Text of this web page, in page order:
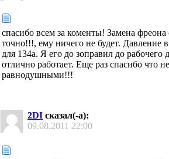
спасибо всем за коменты! Замена фреона
точно!!!, ему ничего не будет. Давление
для 134а. Я его до зоправил до рабочего
отлично работает. Еще раз спасибо что
равнодушными!!!
2DI сказал(-а):
09.08.2011 22:00